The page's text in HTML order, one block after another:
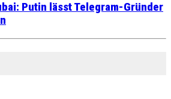
Putin lässt Telegram-Gründer